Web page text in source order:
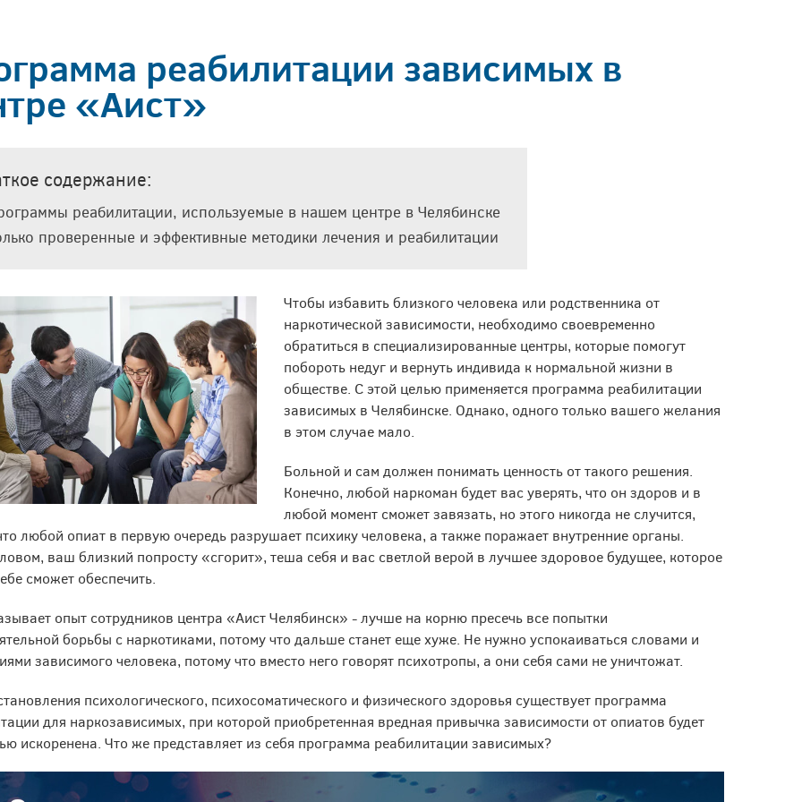
реабилитации зависимых в
«Аист»
содержание:
реабилитации, используемые в нашем центре в Челябинске
проверенные и эффективные методики лечения и реабилитации
Чтобы избавить близкого человека или родственника от
наркотической зависимости, необходимо своевременно
обратиться в специализированные центры, которые помогут
побороть недуг и вернуть индивида к нормальной жизни в
обществе. С этой целью применяется программа реабилитации
зависимых в Челябинске. Однако, одного только вашего желания
в этом случае мало.
Больной и сам должен понимать ценность от такого решения.
Конечно, любой наркоман будет вас уверять, что он здоров и в
любой момент сможет завязать, но этого никогда не случится,
любой опиат в первую очередь разрушает психику человека, а также поражает внутренние органы.
ваш близкий попросту «сгорит», теша себя и вас светлой верой в лучшее здоровое будущее, которое
сможет обеспечить.
опыт сотрудников центра «Аист Челябинск» - лучше на корню пресечь все попытки
борьбы с наркотиками, потому что дальше станет еще хуже. Не нужно успокаиваться словами и
зависимого человека, потому что вместо него говорят психотропы, а они себя сами не уничтожат.
психологического, психосоматического и физического здоровья существует программа
для наркозависимых, при которой приобретенная вредная привычка зависимости от опиатов будет
искоренена. Что же представляет из себя программа реабилитации зависимых?